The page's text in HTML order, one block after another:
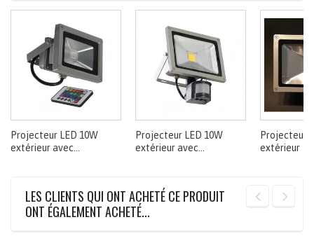
Projecteur LED 10W
extérieur avec...
Projecteur LED 10W
extérieur avec...
Projecteur
extérieur
LES CLIENTS QUI ONT ACHETÉ CE PRODUIT
ONT ÉGALEMENT ACHETÉ...